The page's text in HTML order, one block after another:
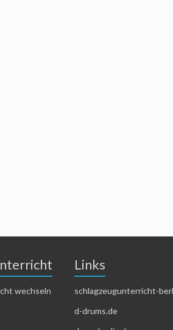
wechseln
Links
schlagzeugunterricht-
d-drums.de